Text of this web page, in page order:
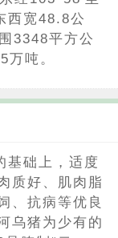
西宽48.8公
3348平方公
吨。
基础上，适度
质好、肌肉脂
、抗病等优良
乌猪为少有的